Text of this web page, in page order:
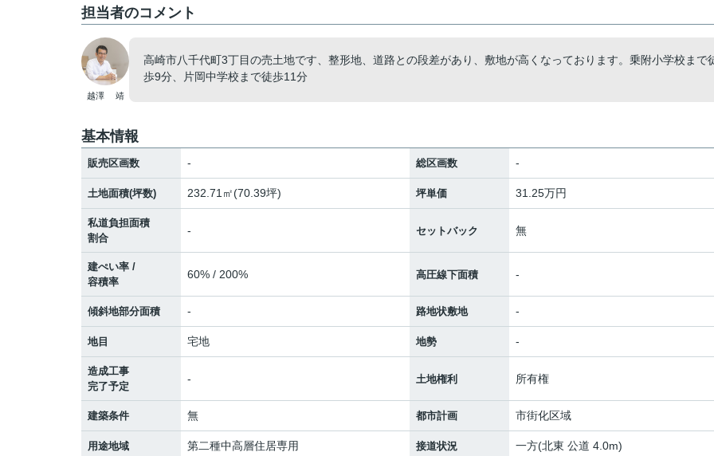
担当者のコメント
越澤 靖
高崎市八千代町3丁目の売土地です、整形地、道路との段差があり、敷地が高くなっております。乗附小学校まで
歩9分、片岡中学校まで徒歩11分
基本情報
販売区画数 - 総区画数 -
土地面積(坪数) 232.71㎡(70.39坪) 坪単価 31.25万円
私道負担面積
割合
- セットバック 無
建ぺい率 /
容積率
60% / 200% 高圧線下面積 -
傾斜地部分面積 - 路地状敷地 -
地目 宅地 地勢 -
造成工事
完了予定
- 土地権利 所有権
建築条件 無 都市計画 市街化区域
用途地域 第二種中高層住居専用 接道状況 一方(北東 公道 4.0m)